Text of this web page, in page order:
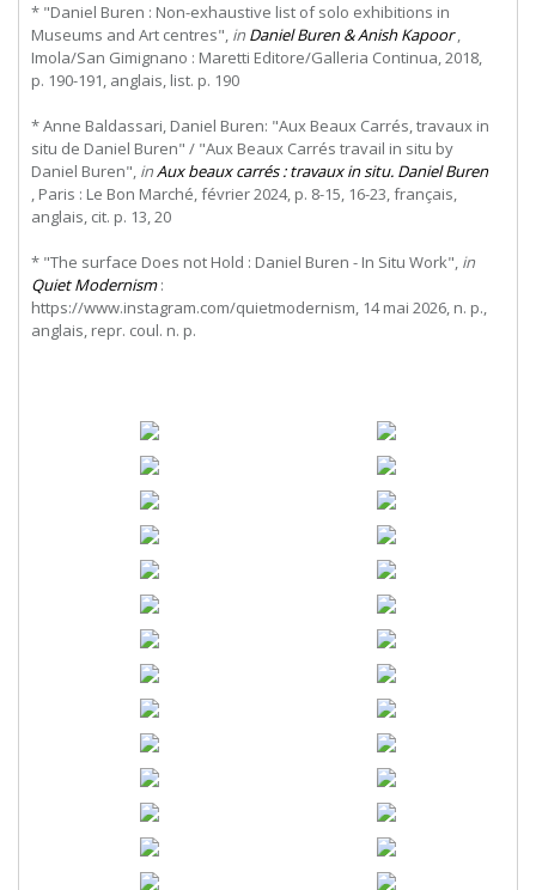
* "Daniel Buren : Non-exhaustive list of solo exhibitions in
Museums and Art centres", in Daniel Buren & Anish Kapoor,
Imola/San Gimignano : Maretti Editore/Galleria Continua, 2018,
p. 190-191, anglais, list. p. 190
* Anne Baldassari, Daniel Buren: "Aux Beaux Carrés, travaux in
situ de Daniel Buren" / "Aux Beaux Carrés travail in situ by
Daniel Buren", inAux beaux carrés : travaux in situ. Daniel Buren
, Paris : Le Bon Marché, février 2024, p. 8-15, 16-23, français,
anglais, cit. p. 13, 20
* "The surface Does not Hold : Daniel Buren - In Situ Work", in
Quiet Modernism:
https://www.instagram.com/quietmodernism, 14 mai 2026, n. p.,
anglais, repr. coul. n. p.